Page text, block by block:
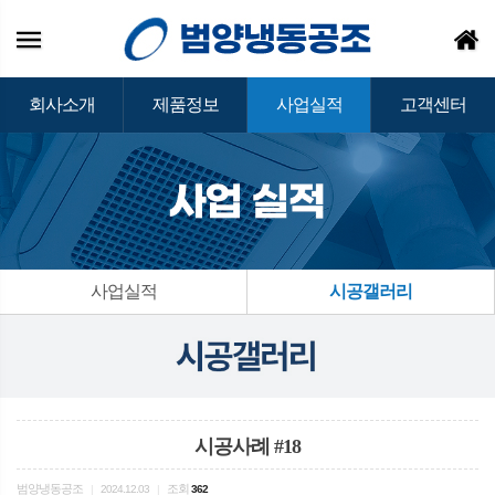
회사소개 제품정보 사업실적 고객센터
사업실적 시공갤러리
시공사례 #18
범양냉동공조 2024.12.03 조회 362